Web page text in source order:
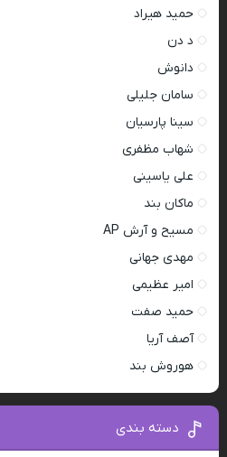
حمید هیراد
د دن
دانوش
سامان جلیلی
سینا پارسیان
شهاب مظفری
علی یاسینی
ماکان بند
مسیح و آرش AP
مهدی جهانی
امیر عظیمی
حمید صفت
آصف آریا
هوروش بند
دسته بندی